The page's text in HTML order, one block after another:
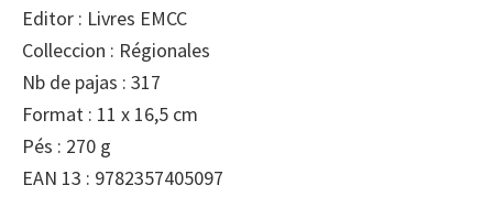
Editor : Livres EMCC
Colleccion : Régionales
Nb de pajas : 317
Format : 11 x 16,5 cm
Pés : 270 g
EAN 13 : 9782357405097